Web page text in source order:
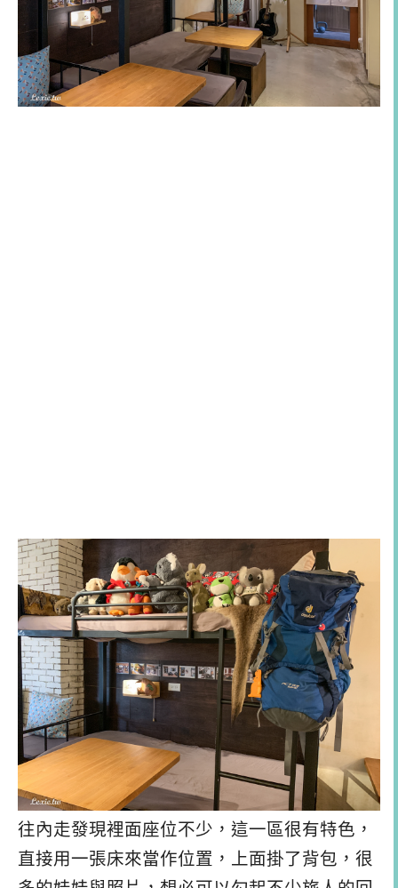
往內走發現裡面座位不少，這一區很有特色，
直接用一張床來當作位置，上面掛了背包，很